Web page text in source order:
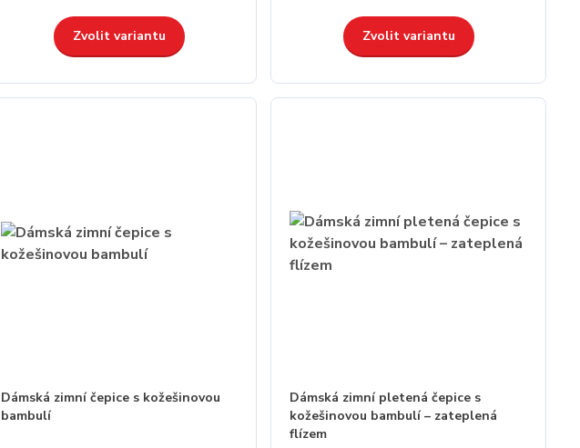
Zvolit variantu Zvolit variantu
Dámská zimní čepice s kožešinovou
bambulí
Dámská zimní pletená čepice s
kožešinovou bambulí – zateplená
flízem